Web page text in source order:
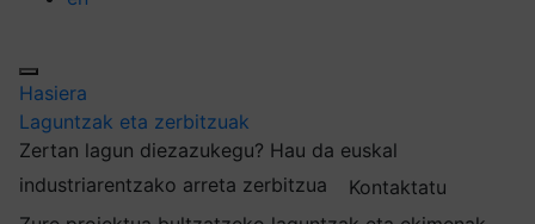
Hasiera
Laguntzak eta zerbitzuak
Zertan lagun diezazukegu? Hau da euskal
industriarentzako arreta zerbitzua
Kontaktatu